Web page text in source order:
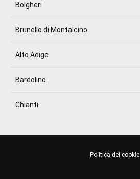
Bolgheri
Brunello di Montalcino
Alto Adige
Bardolino
Chianti
Politica dei cookie